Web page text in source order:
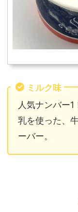
ミルク味
人気ナンバー
乳を使った、
ーバー。